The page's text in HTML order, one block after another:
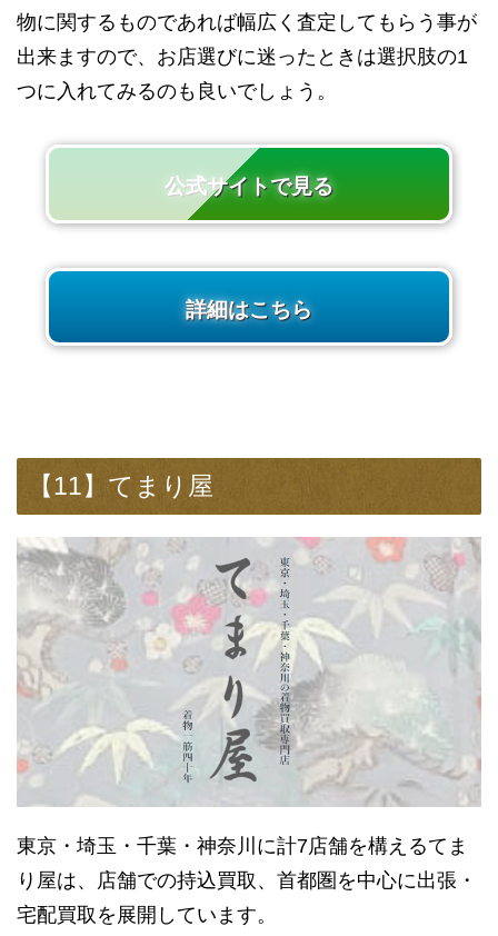
物に関するものであれば幅広く査定してもらう事が
出来ますので、お店選びに迷ったときは選択肢の1
つに入れてみるのも良いでしょう。
公式サイトで見る
詳細はこちら
【11】てまり屋
東京・埼玉・千葉・神奈川に計7店舗を構えるてま
り屋は、店舗での持込買取、首都圏を中心に出張・
宅配買取を展開しています。